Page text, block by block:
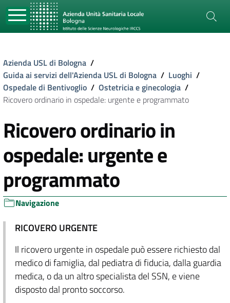
Azienda USL di Bologna /
Guida ai servizi dell'Azienda USL di Bologna / Luoghi /
Ospedale di Bentivoglio / Ostetricia e ginecologia /
Ricovero ordinario in ospedale: urgente e programmato
Ricovero ordinario in
ospedale: urgente e
programmato
Navigazione
RICOVERO URGENTE
Il ricovero urgente in ospedale può essere richiesto dal
medico di famiglia, dal pediatra di fiducia, dalla guardia
medica, o da un altro specialista del SSN, e viene
disposto dal pronto soccorso.